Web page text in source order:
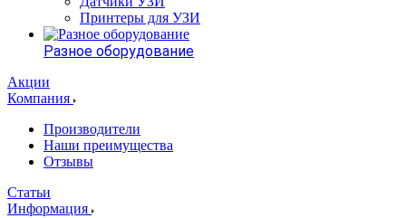
Принтеры для УЗИ
Разное оборудование
Акции
Компания
Производители
Наши преимущества
Отзывы
Статьи
Информация